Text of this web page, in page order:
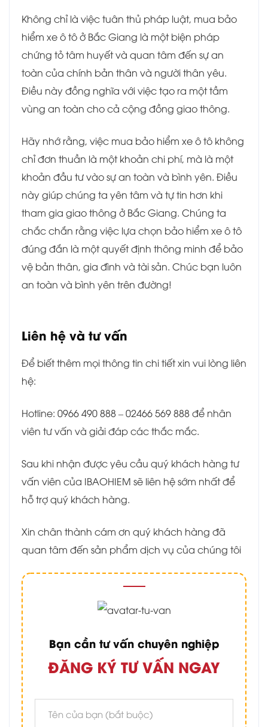
Không chỉ là việc tuân thủ pháp luật, mua bảo
hiểm xe ô tô ở Bắc Giang là một biện pháp
chứng tỏ tâm huyết và quan tâm đến sự an
toàn của chính bản thân và người thân yêu.
Điều này đồng nghĩa với việc tạo ra một tầm
vùng an toàn cho cả cộng đồng giao thông.
Hãy nhớ rằng, việc mua bảo hiểm xe ô tô không
chỉ đơn thuần là một khoản chi phí, mà là một
khoản đầu tư vào sự an toàn và bình yên. Điều
này giúp chúng ta yên tâm và tự tin hơn khi
tham gia giao thông ở Bắc Giang. Chúng ta
chắc chắn rằng việc lựa chọn bảo hiểm xe ô tô
đúng đắn là một quyết định thông minh để bảo
vệ bản thân, gia đình và tài sản. Chúc bạn luôn
an toàn và bình yên trên đường!
Liên hệ và tư vấn
Để biết thêm mọi thông tin chi tiết xin vui lòng liên
hệ:
Hotline: 0966 490 888 – 02466 569 888 để nhân
viên tư vấn và giải đáp các thắc mắc.
Sau khi nhận được yêu cầu quý khách hàng tư
vấn viên của IBAOHIEM sẽ liên hệ sớm nhất để
hỗ trợ quý khách hàng.
Xin chân thành cám ơn quý khách hàng đã
quan tâm đến sản phẩm dịch vụ của chúng tôi
Bạn cần tư vấn chuyên nghiệp
ĐĂNG KÝ TƯ VẤN NGAY